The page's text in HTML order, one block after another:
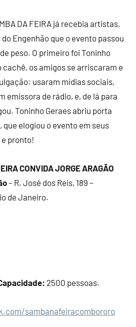
DA FEIRA já recebia artistas,
Engenhão que o evento passou
peso. O primeiro foi Toninho
cachê, os amigos se arriscaram e
usaram mídias sociais,
emissora de rádio, e, de lá para
Toninho Geraes abriu porta
que elogiou o evento em seus
pronto!
CONVIDA JORGE ARAGÃO
– R. José dos Reis, 189 –
de Janeiro.
2500 pessoas.
sambanafeiracombororo